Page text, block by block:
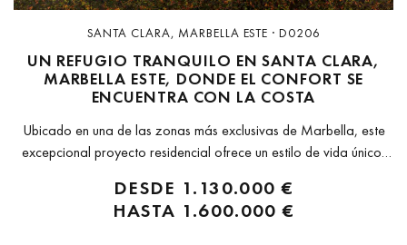
SANTA CLARA, MARBELLA ESTE · D0206
UN REFUGIO TRANQUILO EN SANTA CLARA,
MARBELLA ESTE, DONDE EL CONFORT SE
ENCUENTRA CON LA COSTA
Ubicado en una de las zonas más exclusivas de Marbella, este
excepcional proyecto residencial ofrece un estilo de vida único,
reconocidas tiendas de diseño y restaurantes gourmet.
Perfectamente conectado mediante...
DESDE 1.130.000 €
HASTA 1.600.000 €